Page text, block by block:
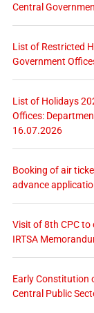
Central
List of Restricted
Government
List of Holidays
Offices:
16.07.2026
Booking of air
advance
Visit of 8th CPC
IRTSA
Early Constitution
Central Public